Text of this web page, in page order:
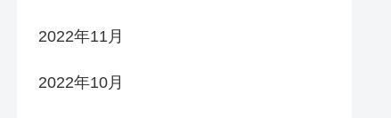
2022年11月
2022年10月